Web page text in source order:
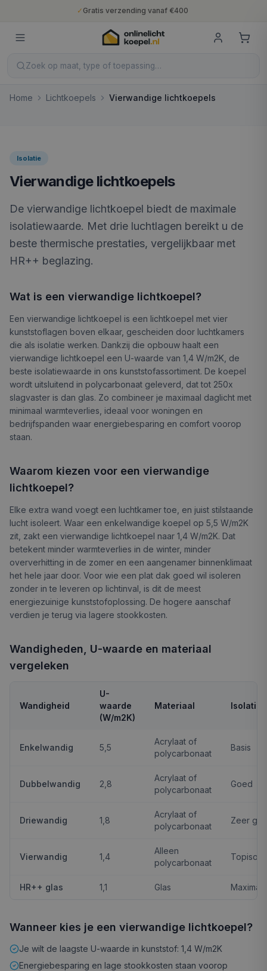
✓ Gratis verzending vanaf €400
10 jaar fabrieksgarantie
Nederlandse productie
Zoek op maat, type of toepassing…
Home Lichtkoepels Vierwandige lichtkoepels
Isolatie
Vierwandige lichtkoepels
De vierwandige lichtkoepel biedt de maximale
isolatiewaarde. Met drie luchtlagen bereikt u de
beste thermische prestaties, vergelijkbaar met
HR++ beglazing.
Wat is een vierwandige lichtkoepel?
Een vierwandige lichtkoepel is een lichtkoepel met vier
kunststoflagen boven elkaar, gescheiden door luchtkamers
die als isolatie werken. Dankzij die opbouw haalt een
vierwandige lichtkoepel een U-waarde van 1,4 W/m2K, de
beste isolatiewaarde in ons kunststofassortiment. De koepel
wordt uitsluitend in polycarbonaat geleverd, dat tot 250x
slagvaster is dan glas. Zo combineer je maximaal daglicht met
minimaal warmteverlies, ideaal voor woningen en
bedrijfspanden waar energiebesparing en comfort voorop
staan.
Waarom kiezen voor een vierwandige
lichtkoepel?
Elke extra wand voegt een luchtkamer toe, en juist stilstaande
lucht isoleert. Waar een enkelwandige koepel op 5,5 W/m2K
zit, zakt een vierwandige lichtkoepel naar 1,4 W/m2K. Dat
betekent minder warmteverlies in de winter, minder
oververhitting in de zomer en een aangenamer binnenklimaat
het hele jaar door. Voor wie een plat dak goed wil isoleren
zonder in te leveren op lichtinval, is dit de meest
energiezuinige kunststofoplossing. De hogere aanschaf
verdien je terug via lagere stookkosten.
Wandigheden, U-waarde en materiaal
vergeleken
Wandigheid
U-
waarde
(W/m2K)
Materiaal Isolatie
Enkelwandig 5,5
Acrylaat of
polycarbonaat
Basis
Dubbelwandig 2,8
Acrylaat of
polycarbonaat
Goed
Driewandig 1,8
Acrylaat of
polycarbonaat
Zeer
Vierwandig 1,4
Alleen
polycarbonaat
HR++ glas 1,1 Glas Maximaal
Wanneer kies je een vierwandige lichtkoepel?
Je wilt de laagste U-waarde in kunststof: 1,4 W/m2K
Energiebesparing en lage stookkosten staan voorop